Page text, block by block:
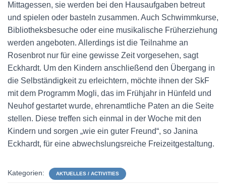
Mittagessen, sie werden bei den Hausaufgaben betreut
und spielen oder basteln zusammen. Auch Schwimmkurse,
Bibliotheksbesuche oder eine musikalische Früherziehung
werden angeboten. Allerdings ist die Teilnahme an
Rosenbrot nur für eine gewisse Zeit vorgesehen, sagt
Eckhardt. Um den Kindern anschließend den Übergang in
die Selbständigkeit zu erleichtern, möchte ihnen der SkF
mit dem Programm Mogli, das im Frühjahr in Hünfeld und
Neuhof gestartet wurde, ehrenamtliche Paten an die Seite
stellen. Diese treffen sich einmal in der Woche mit den
Kindern und sorgen „wie ein guter Freund“, so Janina
Eckhardt, für eine abwechslungsreiche Freizeitgestaltung.
Kategorien: AKTUELLES / ACTIVITIES